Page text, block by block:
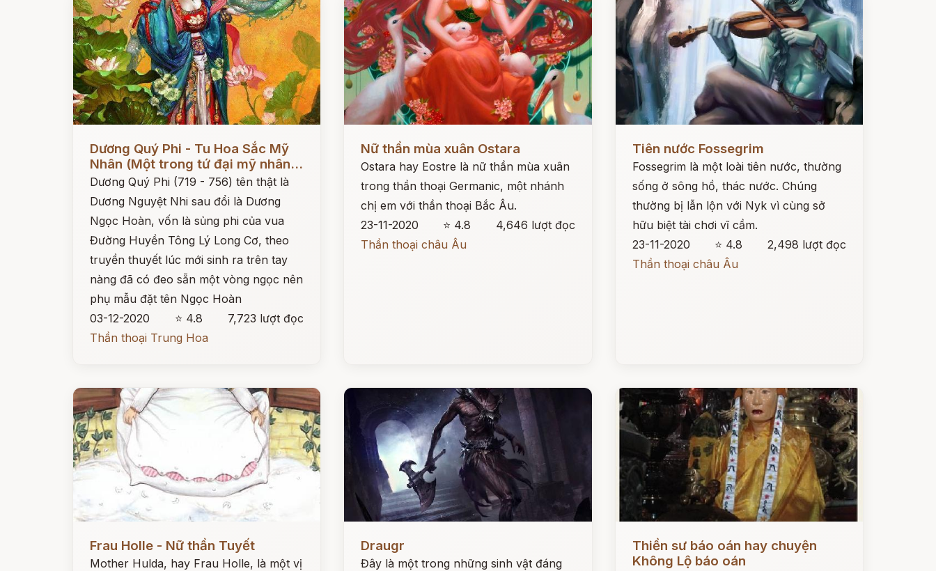
Dương Quý Phi - Tu Hoa Sắc Mỹ
Nhân (Một trong tứ đại mỹ nhân...
Dương Quý Phi (719 - 756) tên thật là
Dương Nguyệt Nhi sau đổi là Dương
Ngọc Hoàn, vốn là sủng phi của vua
Đường Huyền Tông Lý Long Cơ, theo
truyền thuyết lúc mới sinh ra trên tay
nàng đã có đeo sẵn một vòng ngọc nên
phụ mẫu đặt tên Ngọc Hoàn
03-12-2020
⭐ 4.8
7,723 lượt đọc
Thần thoại Trung Hoa
Nữ thần mùa xuân Ostara
Ostara hay Eostre là nữ thần mùa xuân
trong thần thoại Germanic, một nhánh
chị em với thần thoại Bắc Âu.
23-11-2020
⭐ 4.8
4,646 lượt đọc
Thần thoại châu Âu
Tiên nước Fossegrim
Fossegrim là một loài tiên nước, thường
sống ở sông hồ, thác nước. Chúng
thường bị lẫn lộn với Nyk vì cùng sở
hữu biệt tài chơi vĩ cầm.
23-11-2020
⭐ 4.8
2,498 lượt đọc
Thần thoại châu Âu
Frau Holle - Nữ thần Tuyết
Mother Hulda, hay Frau Holle, là một vị
Draugr
Đây là một trong những sinh vật đáng
Đọc ngay
Thiền sư báo oán hay chuyện
Không Lộ báo oán